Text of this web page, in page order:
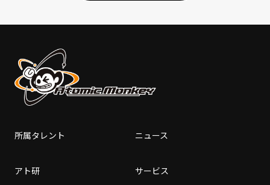
所属タレント ニュース
アト研 サービス